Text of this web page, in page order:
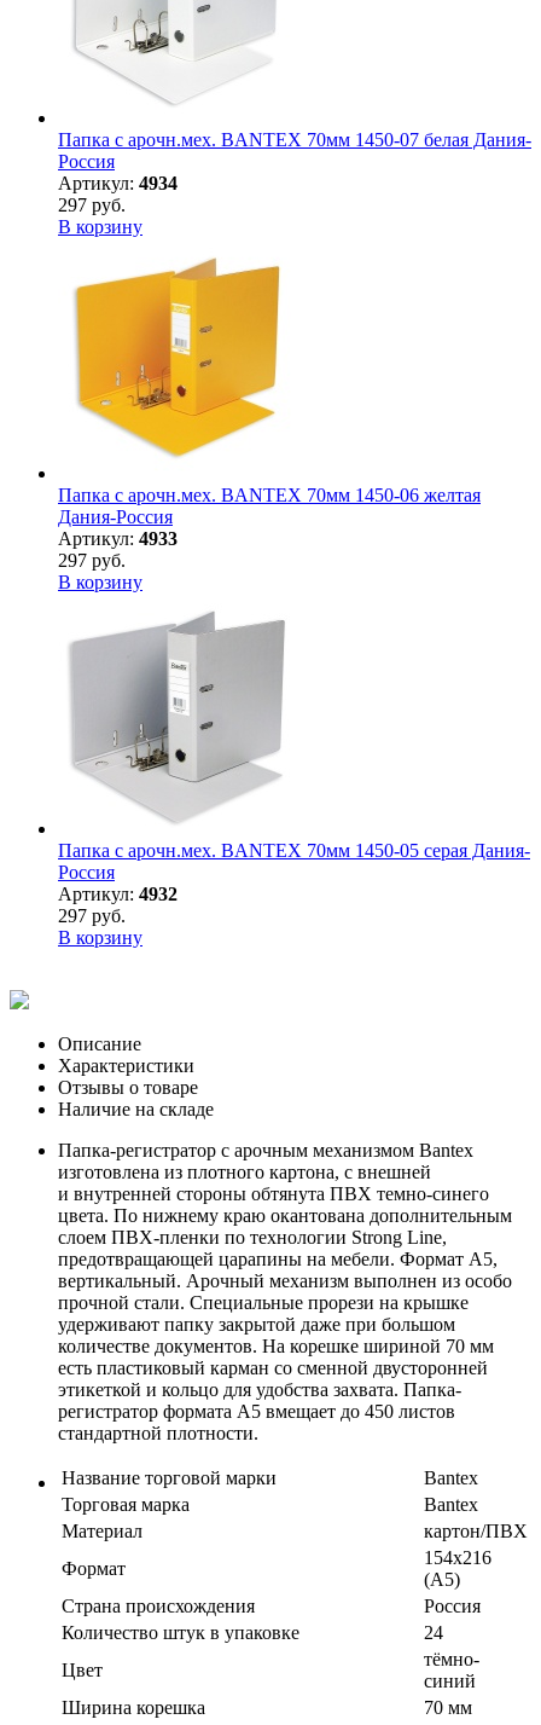
Папка с арочн.мех. BANTEX 70мм 1450-07 белая Дания-
Россия
Артикул: 4934
297 руб.
В корзину
Папка с арочн.мех. BANTEX 70мм 1450-06 желтая
Дания-Россия
Артикул: 4933
297 руб.
В корзину
Папка с арочн.мех. BANTEX 70мм 1450-05 серая Дания-
Россия
Артикул: 4932
297 руб.
В корзину
Описание
Характеристики
Отзывы о товаре
Наличие на складе
Папка-регистратор с арочным механизмом Bantex
изготовлена из плотного картона, с внешней
и внутренней стороны обтянута ПВХ темно-синего
цвета. По нижнему краю окантована дополнительным
слоем ПВХ-пленки по технологии Strong Line,
предотвращающей царапины на мебели. Формат А5,
вертикальный. Арочный механизм выполнен из особо
прочной стали. Специальные прорези на крышке
удерживают папку закрытой даже при большом
количестве документов. На корешке шириной 70 мм
есть пластиковый карман со сменной двусторонней
этикеткой и кольцо для удобства захвата. Папка-
регистратор формата А5 вмещает до 450 листов
стандартной плотности.
Название торговой марки
Bantex
Торговая марка
Bantex
Материал
картон/ПВX
Формат
154х216
(А5)
Страна происхождения
Россия
Количество штук в упаковке
24
Цвет
тёмно-
синий
Ширина корешка
70 мм